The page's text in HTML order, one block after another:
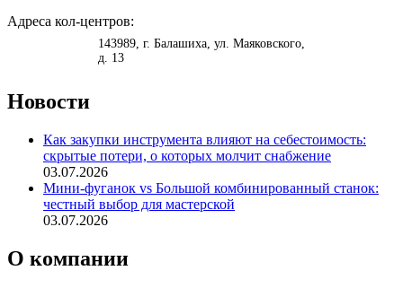
Адреса кол-центров:
143989 , г. Балашиха ул. Маяковского,
д. 13
Новости
Как закупки инструмента влияют на себестоимость:
скрытые потери, о которых молчит снабжение
03.07.2026
Мини-фуганок vs Большой комбинированный станок:
честный выбор для мастерской
03.07.2026
О компании